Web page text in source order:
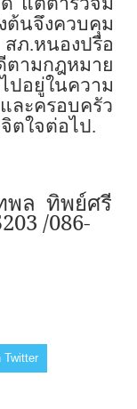
นจึงควบคุม
.หนองปรือ
ตามกฎหมาย
ปอยู่ในความ
ละครอบครัว
ตใจต่อไป.
พล ทิพย์ศรี
/086-
Twitter